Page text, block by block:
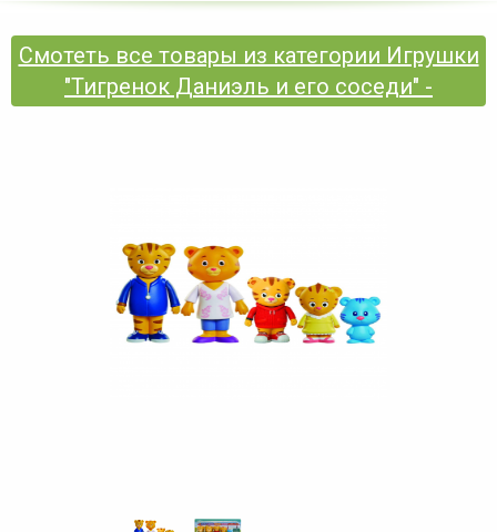
Смотеть все товары из категории Игрушки
"Тигренок Даниэль и его соседи" -